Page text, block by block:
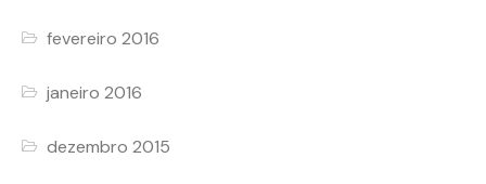
fevereiro 2016
janeiro 2016
dezembro 2015